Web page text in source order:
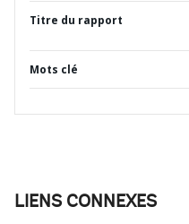
Titre du rapport
Mots clé
LIENS CONNEXES